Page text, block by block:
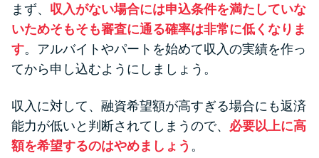
まず、 収入がない場合には申込条件を満たしていな
いためそもそも審査に通る確率は非常に低くなりま
す。アルバイトやパートを始めて収入の実績を作っ
てから申し込むようにしましょう。
収入に対して、融資希望額が高すぎる場合にも返済
能力が低いと判断されてしまうので、 必要以上に高
額を希望するのはやめましょう 。